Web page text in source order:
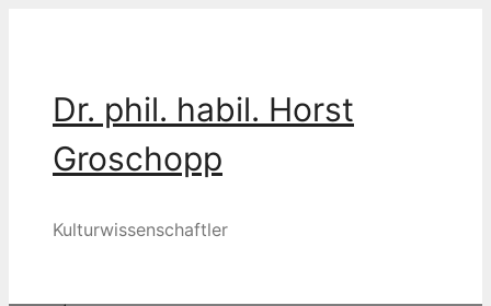
Dr. phil. habil. Horst
Groschopp
Kulturwissenschaftler